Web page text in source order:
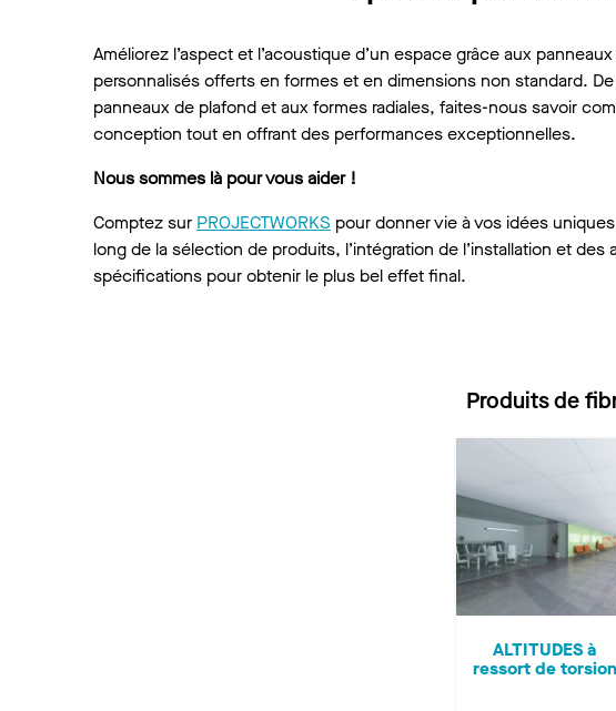
Améliorez l’aspect et l’acoustique d’un espace grâce aux
personnalisés offerts en formes et en dimensions non standard.
panneaux de plafond et aux formes radiales, faites-nous savoir
conception tout en offrant des performances exceptionnelles.
Nous sommes là pour vous aider !
Comptez sur PROJECTWORKS pour donner vie à vos idées
long de la sélection de produits, l’intégration de l’installation et
spécifications pour obtenir le plus bel effet final.
Produits de
ALTITUDES à
ressort de torsion